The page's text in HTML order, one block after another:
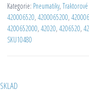
Kategorie: Pneumatiky,
420006520, 4200065200,
4200652000, 42020, 4206520,
SKU10480
SKLAD